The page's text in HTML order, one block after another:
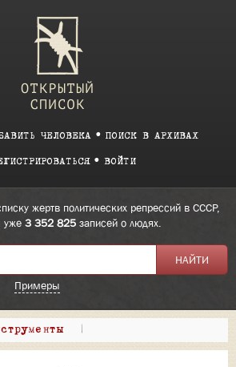
ЧЕЛОВЕКА ПОИСК В АРХИВАХ
ВОЙТИ
жертв политических репрессий в СССР,
уже 3 352 825 записей о людях.
Примеры
|